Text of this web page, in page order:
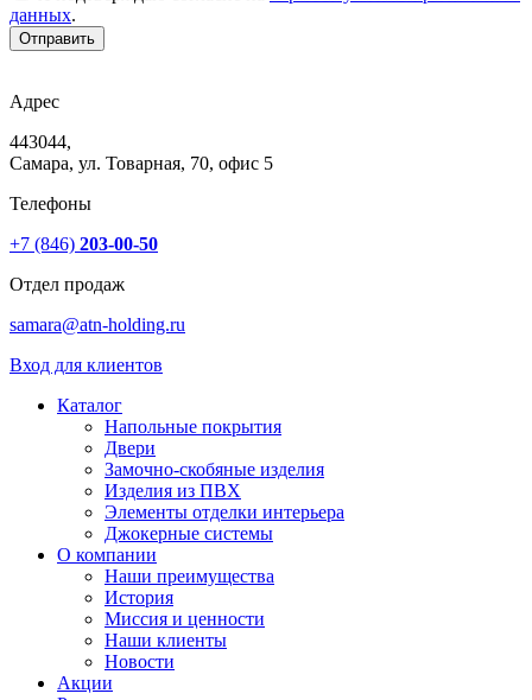
данных.
Отправить
Адрес
443044,
Самара, ул. Товарная, 70, офис 5
Телефоны
+7 (846) 203-00-50
Отдел продаж
samara@atn-holding.ru
Вход для клиентов
Каталог
Напольные покрытия
Двери
Замочно-скобяные изделия
Изделия из ПВХ
Элементы отделки интерьера
Джокерные системы
О компании
Наши преимущества
История
Миссия и ценности
Наши клиенты
Новости
Акции